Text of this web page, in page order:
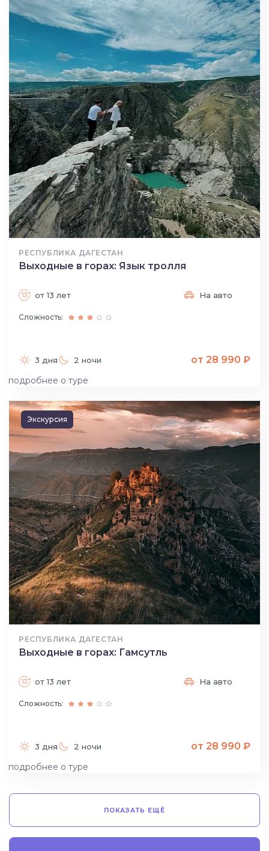
РЕСПУБЛИКА ДАГЕСТАН
Выходные в горах: Язык тролля
от 13 лет На авто
Сложность:
3 дня 2 ночи от 28 990 ₽
подробнее о туре
Экскурсия
РЕСПУБЛИКА ДАГЕСТАН
Выходные в горах: Гамсутль
от 13 лет На авто
Сложность:
3 дня 2 ночи от 28 990 ₽
подробнее о туре
ПОКАЗАТЬ ЕЩЁ